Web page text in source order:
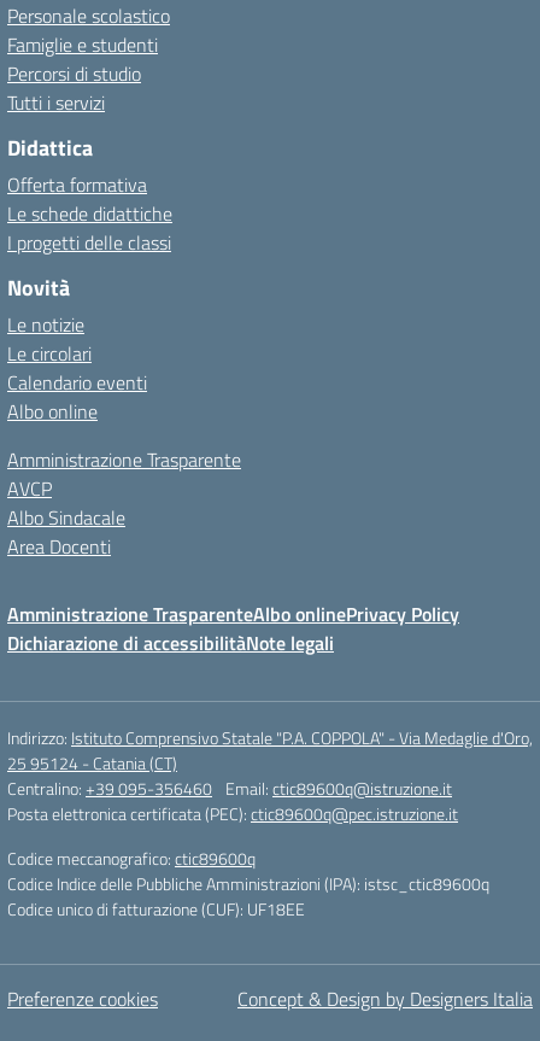
Personale scolastico
Famiglie e studenti
Percorsi di studio
Tutti i servizi
Didattica
Offerta formativa
Le schede didattiche
I progetti delle classi
Novità
Le notizie
Le circolari
Calendario eventi
Albo online
Amministrazione Trasparente
AVCP
Albo Sindacale
Area Docenti
Amministrazione TrasparenteAlbo onlinePrivacy Policy
Dichiarazione di accessibilitàNote legali
Indirizzo: Istituto Comprensivo Statale "P.A. COPPOLA" - Via Medaglie d'Oro,
25 95124 - Catania (CT)
Centralino:+39 095-356460 Email:ctic89600q@istruzione.it
Posta elettronica certificata (PEC):ctic89600q@pec.istruzione.it
Codice meccanografico:ctic89600q
Codice Indice delle Pubbliche Amministrazioni (IPA): istsc_ctic89600q
Codice unico di fatturazione (CUF): UF18EE
Preferenze cookies Concept & Design by Designers Italia